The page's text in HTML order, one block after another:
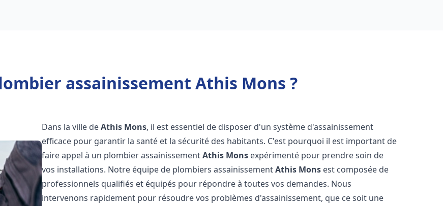
assainissement Athis Mons ?
Dans la ville deAthis Mons, il est essentiel de disposer d'un système d'assainissement
efficace pour garantir la santé et la sécurité des habitants. C'est pourquoi il est important de
faire appel à un plombier assainissementAthis Mons expérimenté pour prendre soin de
vos installations. Notre équipe de plombiers assainissementAthis Mons est composée de
professionnels qualifiés et équipés pour répondre à toutes vos demandes. Nous
intervenons rapidement pour résoudre vos problèmes d'assainissement, que ce soit une